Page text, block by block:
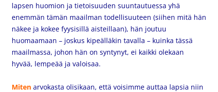
lapsen huomion ja tietoisuuden suuntautuessa yhä
enemmän tämän maailman todellisuuteen (siihen mitä hän
näkee ja kokee fyysisillä aisteillaan), hän joutuu
huomaamaan – joskus kipeälläkin tavalla – kuinka tässä
maailmassa, johon hän on syntynyt, ei kaikki olekaan
hyvää, lempeää ja valoisaa.
Miten arvokasta olisikaan, että voisimme auttaa lapsia niin